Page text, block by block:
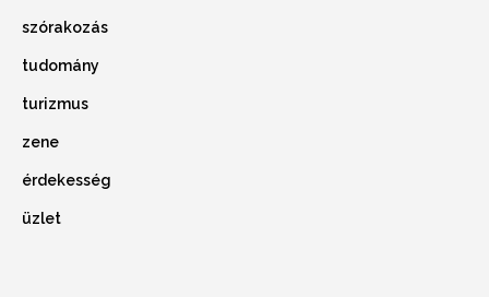
szórakozás
tudomány
turizmus
zene
érdekesség
üzlet